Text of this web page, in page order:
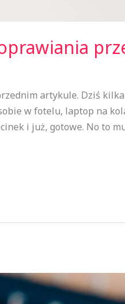
artykule. Dziś
w fotelu, laptop na
i już, gotowe. No to